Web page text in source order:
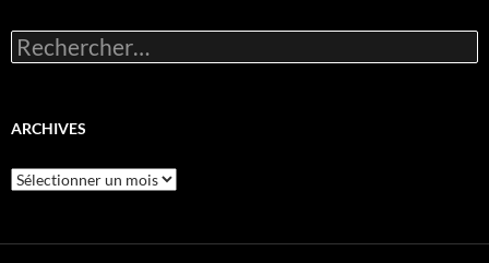
Rechercher :
ARCHIVES
Archives